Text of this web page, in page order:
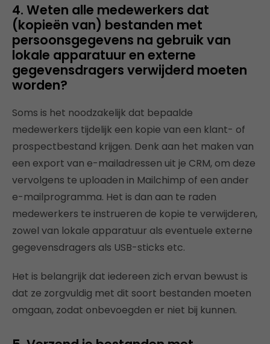
4. Weten alle medewerkers dat
(kopieën van) bestanden met
persoonsgegevens na gebruik van
lokale apparatuur en externe
gegevensdragers verwijderd moeten
worden?
Soms is het noodzakelijk dat bepaalde
medewerkers tijdelijk een kopie van een klant- of
prospectbestand krijgen. Denk aan het maken van
een export van e-mailadressen uit je CRM, om deze
vervolgens te uploaden in Mailchimp of een ander
e-mailprogramma. Het is dan aan te raden
medewerkers te instrueren de kopie te verwijderen,
zowel van lokale apparatuur als eventuele externe
gegevensdragers als USB-sticks etc.
Het is belangrijk dat iedereen zich ervan bewust is
dat ze zorgvuldig met dit soort bestanden moeten
omgaan, zodat onbevoegden er niet bij kunnen.